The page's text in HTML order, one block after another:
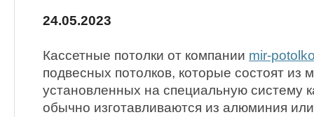
24.05.2023
Кассетные потолки от компании mir-
подвесных потолков, которые состоят из
установленных на специальную систему
обычно изготавливаются из алюминия